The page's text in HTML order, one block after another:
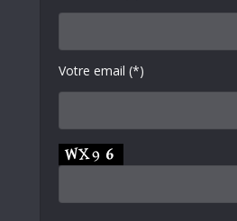
Votre email (*)